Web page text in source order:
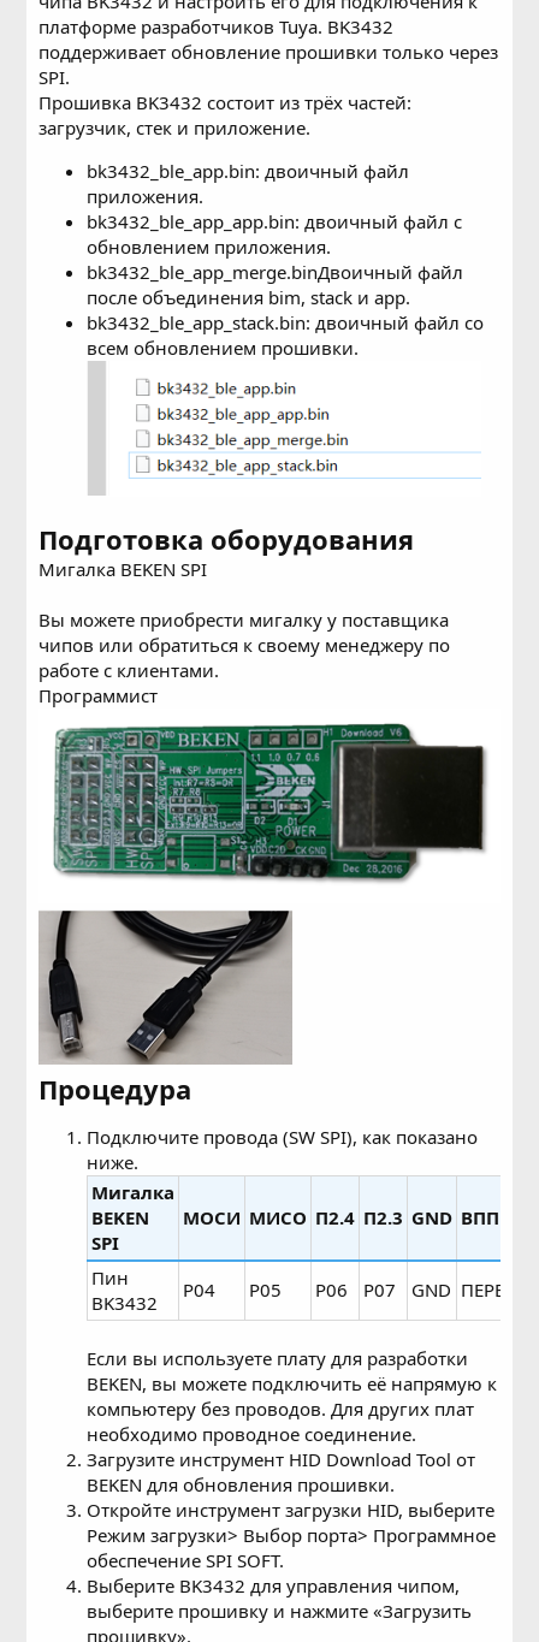
платформе разработчиков Tuya. BK3432
поддерживает обновление прошивки только через
SPI.
Прошивка BK3432 состоит из трёх частей:
загрузчик, стек и приложение.
bk3432_ble_app.bin: двоичный файл
приложения.
bk3432_ble_app_app.bin: двоичный файл с
обновлением приложения.
bk3432_ble_app_merge.binДвоичный файл
после объединения bim, stack и app.
bk3432_ble_app_stack.bin: двоичный файл со
всем обновлением прошивки.
Подготовка оборудования
Мигалка BEKEN SPI
Вы можете приобрести мигалку у поставщика
чипов или обратиться к своему менеджеру по
работе с клиентами.
Программист
Процедура
Подключите провода (SW SPI), как показано
ниже.
Мигалка
BEKEN
SPI
МОСИ МИСО П2.4 П2.3 GND ВПП
Пин
BK3432
Р04 Р05 Р06 Р07 GND ПЕРВЫЙ
Если вы используете плату для разработки
BEKEN, вы можете подключить её напрямую к
компьютеру без проводов. Для других плат
необходимо проводное соединение.
Загрузите инструмент HID Download Tool от
BEKEN для обновления прошивки.
Откройте инструмент загрузки HID, выберите
Режим загрузки> Выбор порта> Программное
обеспечение SPI SOFT.
Выберите BK3432 для управления чипом,
выберите прошивку и нажмите «Загрузить
прошивку».